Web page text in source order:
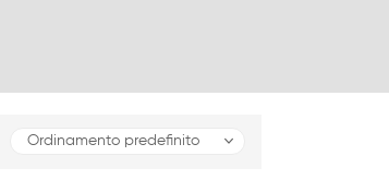
Ordinamento predefinito